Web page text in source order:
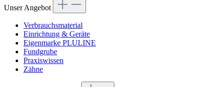
Unser Angebot
Verbrauchsmaterial
Einrichtung & Geräte
Eigenmarke PLULINE
Fundgrube
Praxiswissen
Zähne